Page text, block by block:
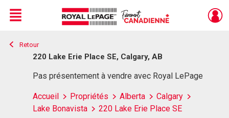
Live
En Direct
Menu
Retour
220 Lake Erie Place SE, Calgary, AB
Pas présentement à vendre avec Royal LePage
Accueil Propriétés Alberta
Calgary
Lake Bonavista
220 Lake Erie Place SE